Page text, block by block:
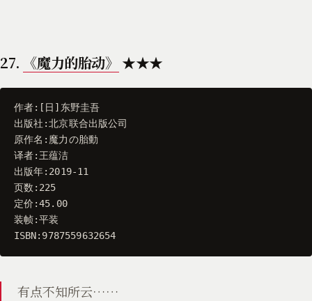
27. 《魔力的胎动》 ★★★
作者:[ 日 ] 东野圭吾
出版社 :北京联合出版公司
原作名 : 魔力の胎動
译者: 王蕴洁
出版年: 2019-11
页数 : 225
定价 :45.00
装帧:平装
ISBN: 9787559632654
有点不知所云……